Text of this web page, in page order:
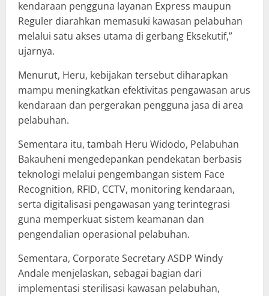
kendaraan pengguna layanan Express maupun
Reguler diarahkan memasuki kawasan pelabuhan
melalui satu akses utama di gerbang Eksekutif,”
ujarnya.
Menurut, Heru, kebijakan tersebut diharapkan
mampu meningkatkan efektivitas pengawasan arus
kendaraan dan pergerakan pengguna jasa di area
pelabuhan.
Sementara itu, tambah Heru Widodo, Pelabuhan
Bakauheni mengedepankan pendekatan berbasis
teknologi melalui pengembangan sistem Face
Recognition, RFID, CCTV, monitoring kendaraan,
serta digitalisasi pengawasan yang terintegrasi
guna memperkuat sistem keamanan dan
pengendalian operasional pelabuhan.
Sementara, Corporate Secretary ASDP Windy
Andale menjelaskan, sebagai bagian dari
implementasi sterilisasi kawasan pelabuhan,